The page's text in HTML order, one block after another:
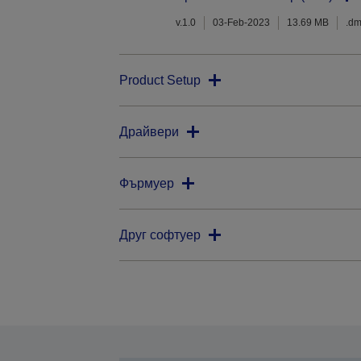
v.1.0 03-Feb-2023 13.69 MB
Product Setup
Драйвери
Фърмуер
Друг софтуер